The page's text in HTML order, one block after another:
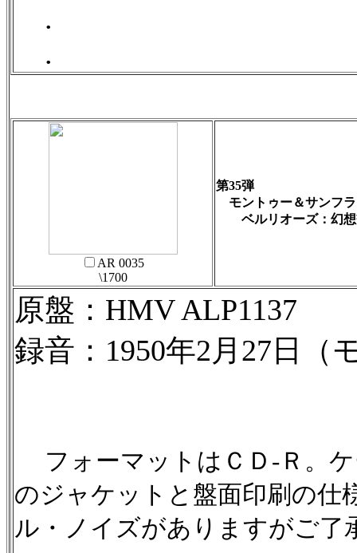
.
.
AR 0035
\1700
第35弾
モントゥー＆サンフ
ベルリオーズ：幻想
原盤：HMV ALP1137
録音：1950年2月27日（
フォーマットはＣＤ-Ｒ。
のジャケットと盤面印刷の仕
ル・ノイズがありますがご了